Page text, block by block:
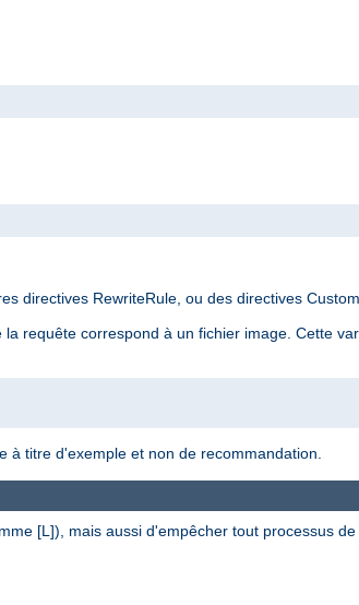
directives RewriteRule, ou des directives
requête correspond à un fichier image. Cette
à titre d'exemple et non de recommandation.
[L]), mais aussi d'empêcher tout processus